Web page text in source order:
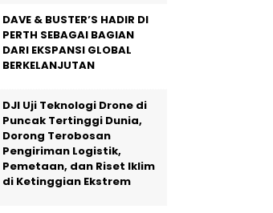
DAVE & BUSTER’S HADIR DI
PERTH SEBAGAI BAGIAN
DARI EKSPANSI GLOBAL
BERKELANJUTAN
DJI Uji Teknologi Drone di
Puncak Tertinggi Dunia,
Dorong Terobosan
Pengiriman Logistik,
Pemetaan, dan Riset Iklim
di Ketinggian Ekstrem